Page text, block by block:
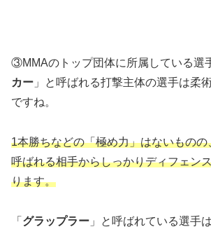
③MMAのトップ団体に所属している選
カー 」と呼ばれる打撃主体の選手は柔
ですね。
1本勝ちなどの「極め力」はないもの
呼ばれる相手からしっかりディフェン
ります。
「 グラップラー 」と呼ばれている選手